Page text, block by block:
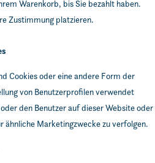
Warenkorb, bis Sie bezahlt haben.
Zustimmung platzieren.
Cookies oder eine andere Form der
von Benutzerprofilen verwendet
den Benutzer auf dieser Website oder
ähnliche Marketingzwecke zu verfolgen.